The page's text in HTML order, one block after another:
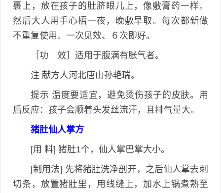
裹上，放在孩子的肚脐眼儿上，像敷膏药一样。
然后大人用手心捂一夜，晚敷早取。每次都新做
不重复使用。一次见效、６次即好。
［功 效］适用于腹满有胀气者。
注 献方人河北唐山孙艳瑞。
提示 温度要适宜，避免烫伤孩子的皮肤。用
后反应：孩子会顺着头发丝流汗，且排气量大。
猪肚仙人掌方
[用 料] 猪肚1个，仙人掌巴掌大小。
[制用法] 先将猪肚洗净剖开，之后仙人掌去刺
切条，放置猪肚里，用线缝上，加水上锅煮熟至